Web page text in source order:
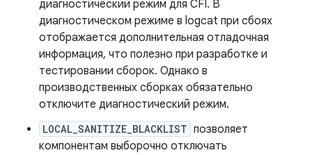
диагностический режим для CFI. В
диагностическом режиме в logcat при сбоях
отображается дополнительная отладочная
информация, что полезно при разработке и
тестировании сборок. Однако в
производственных сборках обязательно
отключите диагностический режим.
LOCAL_SANITIZE_BLACKLIST позволяет
компонентам выборочно отключать